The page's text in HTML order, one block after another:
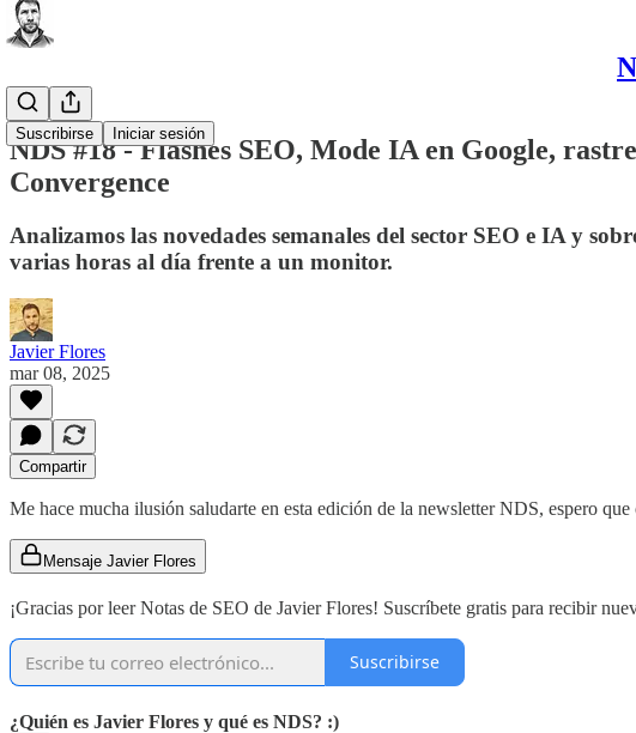
Suscribirse Iniciar sesión
NDS #18 - Flashes SEO, Mode IA en Google,
Convergence
Analizamos las novedades semanales del sector SEO e IA y
varias horas al día frente a un monitor.
Javier Flores
mar 08, 2025
Compartir
Me hace mucha ilusión saludarte en esta edición de la newsletter NDS, espero
Mensaje Javier Flores
¡Gracias por leer Notas de SEO de Javier Flores! Suscríbete gratis para recibir
Suscribirse
¿Quién es Javier Flores y qué es NDS? :)